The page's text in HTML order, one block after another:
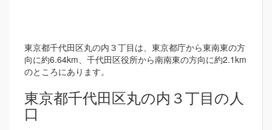
東京都千代田区丸の内３丁目は、東京都庁から東南東の方
向に約6.64km、千代田区役所から南南東の方向に約2.1km
のところにあります。
東京都千代田区丸の内３丁目の人
口